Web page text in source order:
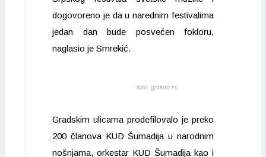
dogovoreno je da u narednim festivalima
jedan dan bude posvećen fokloru,
naglasio je Smrekić.
foto: gminfo.rs
Gradskim ulicama prodefilovalo je preko
200 članova KUD Šumadija u narodnim
nošnjama, orkestar KUD Šumadija kao i